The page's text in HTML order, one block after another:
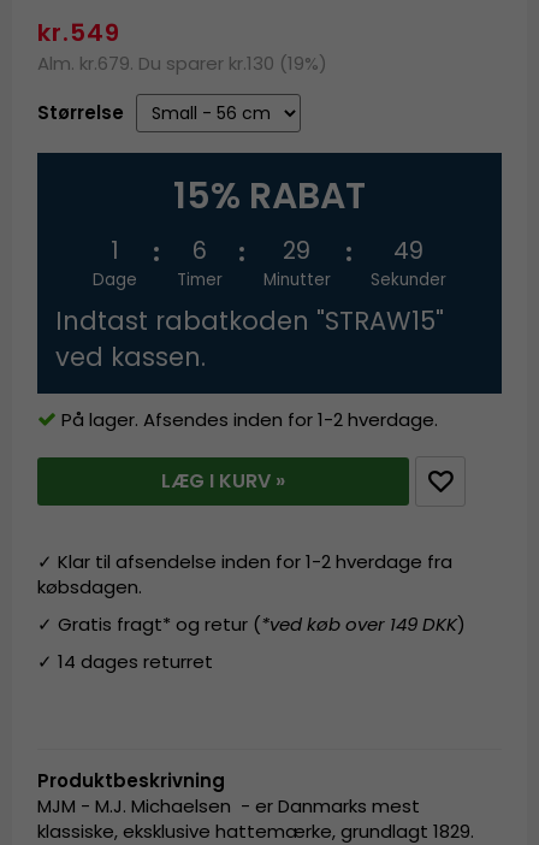
kr.549
Alm. kr.679. Du sparer kr.130 (19%)
Størrelse
15% RABAT
1
Dage
6
Timer
29
Minutter
49
Sekunder
Indtast rabatkoden "STRAW15"
ved kassen.
På lager. Afsendes inden for 1-2 hverdage.
LÆG I KURV »
✓ Klar til afsendelse inden for 1-2 hverdage fra
købsdagen.
✓ Gratis fragt* og retur (*ved køb over 149 DKK)
✓ 14 dages returret
Produktbeskrivning
MJM - M.J. Michaelsen - er Danmarks mest
klassiske, eksklusive hattemærke, grundlagt 1829.